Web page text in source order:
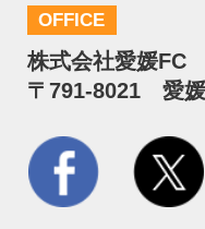
OFFICE
株式会社愛媛FC
〒791-8021 愛